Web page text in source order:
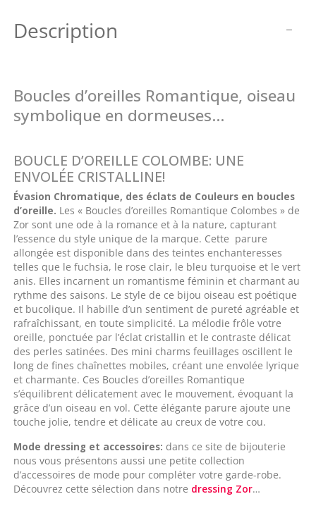
Description
Boucles d’oreilles Romantique, oiseau
symbolique en dormeuses…
BOUCLE D’OREILLE COLOMBE: UNE
ENVOLÉE CRISTALLINE!
Évasion Chromatique, des éclats de Couleurs en boucles
d’oreille. Les « Boucles d’oreilles Romantique Colombes » de
Zor sont une ode à la romance et à la nature, capturant
l’essence du style unique de la marque. Cette parure
allongée est disponible dans des teintes enchanteresses
telles que le fuchsia, le rose clair, le bleu turquoise et le vert
anis. Elles incarnent un romantisme féminin et charmant au
rythme des saisons. Le style de ce bijou oiseau est poétique
et bucolique. Il habille d’un sentiment de pureté agréable et
rafraîchissant, en toute simplicité. La mélodie frôle votre
oreille, ponctuée par l’éclat cristallin et le contraste délicat
des perles satinées. Des mini charms feuillages oscillent le
long de fines chaînettes mobiles, créant une envolée lyrique
et charmante. Ces Boucles d’oreilles Romantique
s’équilibrent délicatement avec le mouvement, évoquant la
grâce d’un oiseau en vol. Cette élégante parure ajoute une
touche jolie, tendre et délicate au creux de votre cou.
Mode dressing et accessoires: dans ce site de bijouterie
nous vous présentons aussi une petite collection
d’accessoires de mode pour compléter votre garde-robe.
Découvrez cette sélection dans notre dressing Zor…